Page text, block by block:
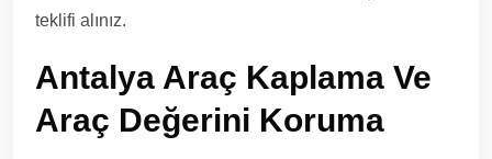
teklifi alınız.
Antalya Araç Kaplama Ve
Araç Değerini Koruma